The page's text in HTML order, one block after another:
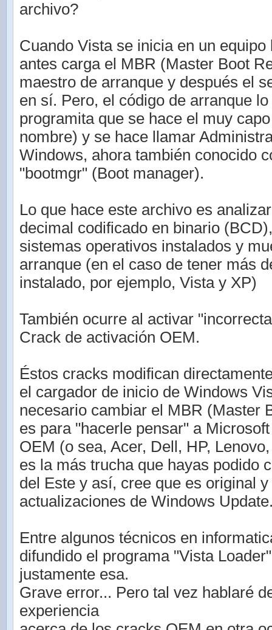
archivo?
Cuando Vista se inicia en un
antes carga el MBR (Master Boot
maestro de arranque y después el
en sí. Pero, el código de arranque
programita que se hace el muy
nombre) y se hace llamar
Windows, ahora también conocido
"bootmgr" (Boot manager).
Lo que hace este archivo es
decimal codificado en binario
sistemas operativos instalados y
arranque (en el caso de tener más
instalado, por ejemplo, Vista y XP)
También ocurre al activar
Crack de activación OEM.
Éstos cracks modifican
el cargador de inicio de Windows
necesario cambiar el MBR (Master
es para "hacerle pensar" a
OEM (o sea, Acer, Dell, HP,
es la más trucha que hayas podido
del Este y así, cree que es original
actualizaciones de Windows
Entre algunos técnicos en
difundido el programa "Vista
justamente esa.
Grave error... Pero tal vez hablaré
experiencia